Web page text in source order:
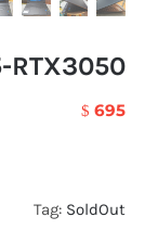
RTX3050
$ 695
Tag: SoldOut